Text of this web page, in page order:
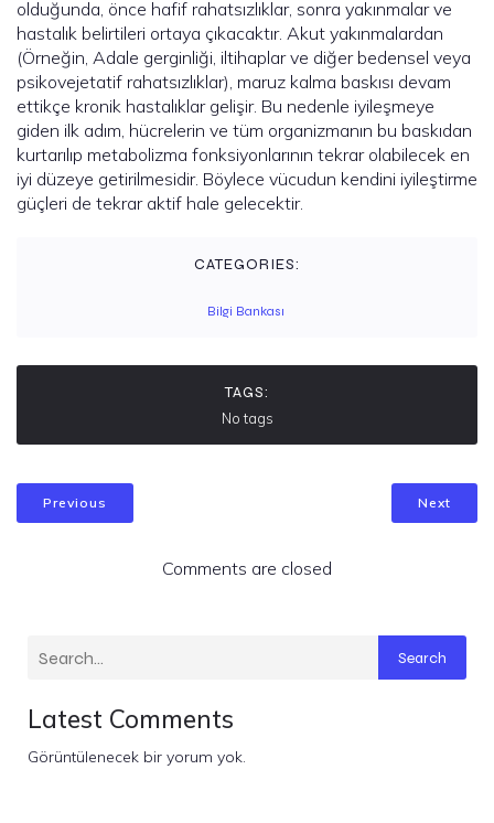
olduğunda, önce hafif rahatsızlıklar, sonra yakınmalar ve
hastalık belirtileri ortaya çıkacaktır. Akut yakınmalardan
(Örneğin, Adale gerginliği, iltihaplar ve diğer bedensel veya
psikovejetatif rahatsızlıklar), maruz kalma baskısı devam
ettikçe kronik hastalıklar gelişir. Bu nedenle iyileşmeye
giden ilk adım, hücrelerin ve tüm organizmanın bu baskıdan
kurtarılıp metabolizma fonksiyonlarının tekrar olabilecek en
iyi düzeye getirilmesidir. Böylece vücudun kendini iyileştirme
güçleri de tekrar aktif hale gelecektir.
CATEGORIES:
Bilgi Bankası
TAGS:
No tags
Previous Next
Comments are closed
Search
Latest Comments
Görüntülenecek bir yorum yok.